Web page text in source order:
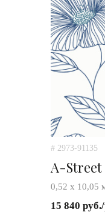
# 2973-91135
A-
0,52 х 10,05
15 840